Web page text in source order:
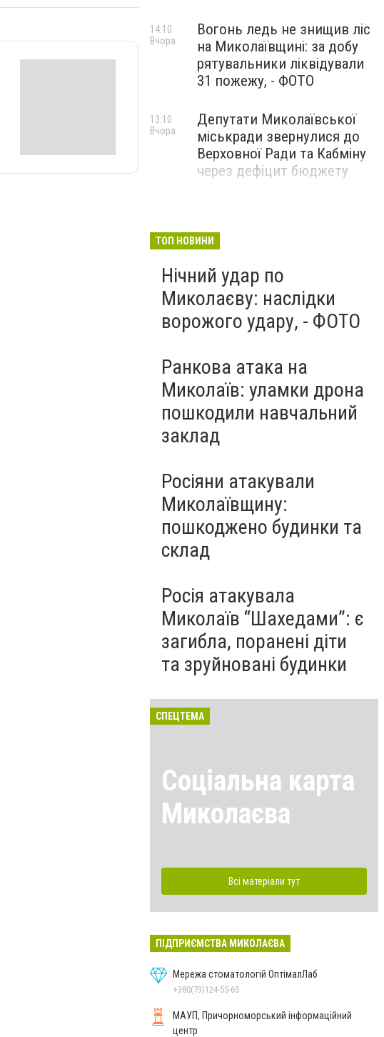
Вогонь ледь не знищив ліс
на Миколаївщині: за добу
рятувальники ліквідували
31 пожежу, - ФОТО
14:10
Вчора
Депутати Миколаївської
міськради звернулися до
Верховної Ради та Кабміну
через дефіцит бюджету
13:10
Вчора
ТОП НОВИНИ
Нічний удар по
Миколаєву: наслідки
ворожого удару, - ФОТО
Ранкова атака на
Миколаїв: уламки дрона
пошкодили навчальний
заклад
Росіяни атакували
Миколаївщину:
пошкоджено будинки та
склад
Росія атакувала
Миколаїв “Шахедами”: є
загибла, поранені діти
та зруйновані будинки
СПЕЦТЕМА
Соціальна карта
Миколаєва
Всі матеріали тут
ПІДПРИЄМСТВА МИКОЛАЄВА
Мережа стоматологій ОптімалЛаб
+380(73)124-55-65
МАУП, Причорноморський інформаційний
центр